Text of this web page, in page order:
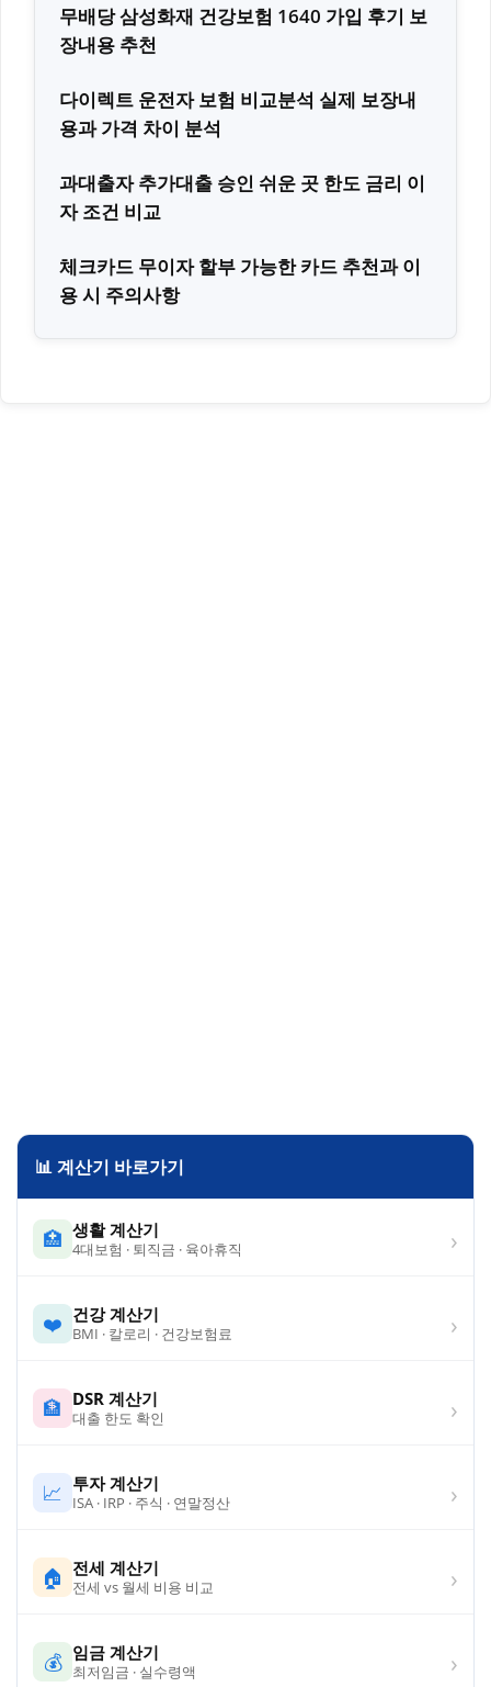
무배당 삼성화재 건강보험 1640 가입 후기 보
장내용 추천
다이렉트 운전자 보험 비교분석 실제 보장내
용과 가격 차이 분석
과대출자 추가대출 승인 쉬운 곳 한도 금리 이
자 조건 비교
체크카드 무이자 할부 가능한 카드 추천과 이
용 시 주의사항
📊 계산기 바로가기
🏥 생활 계산기
4대보험 · 퇴직금 · 육아휴직 ›
❤️ 건강 계산기
BMI · 칼로리 · 건강보험료 ›
🏦 DSR 계산기
대출 한도 확인 ›
📈 투자 계산기
ISA · IRP · 주식 · 연말정산 ›
🏠 전세 계산기
전세 vs 월세 비용 비교 ›
💰 임금 계산기
최저임금 · 실수령액 ›